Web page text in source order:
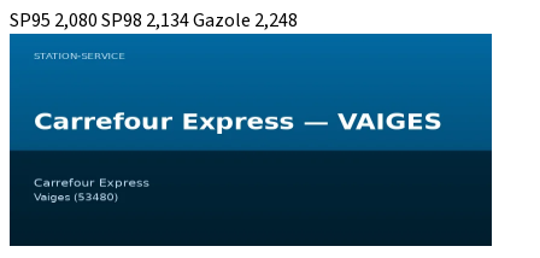
SP95 2,080SP98 2,134Gazole 2,248